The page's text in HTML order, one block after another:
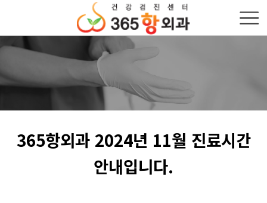
365항외과 2024년 11월 진료시간
안내입니다.